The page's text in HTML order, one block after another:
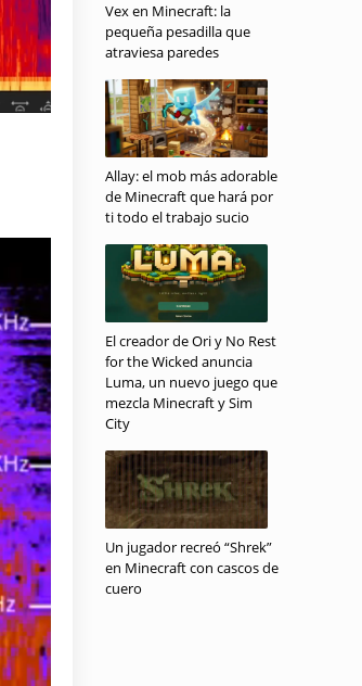
Vex en Minecraft: la
pequeña pesadilla que
atraviesa paredes
Allay: el mob más adorable
de Minecraft que hará por
ti todo el trabajo sucio
El creador de Ori y No Rest
for the Wicked anuncia
Luma, un nuevo juego que
mezcla Minecraft y Sim
City
Un jugador recreó “Shrek”
en Minecraft con cascos de
cuero